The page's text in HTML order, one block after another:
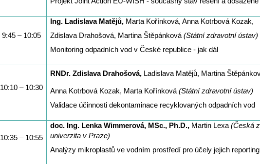
9:45 – 10:05
Ing. Ladislava Matějů, Marta Kořínková, Anna Kotrbová Kozak,
Zdislava Drahošová, Martina Štěpánková (Státní zdravotní ústav)
Monitoring odpadních vod v České republice - jak dál
10:10 – 10:30
RNDr. Zdislava Drahošová, Ladislava Matějů, Martina
Anna Kotrbová Kozak, Marta Kořínková (Státní zdravotní ústav)
Validace účinnosti dekontaminace recyklovaných odpadních vod
10:35 – 10:55
doc. Ing. Lenka Wimmerová, MSc., Ph.D., Martin Lexa (Česká
univerzita v Praze)
Analýzy mikroplastů ve vodním prostředí pro účely jejich